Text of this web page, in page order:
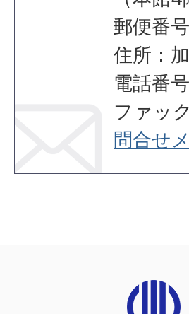
郵便番
住所：
電話番
ファッ
問合せ